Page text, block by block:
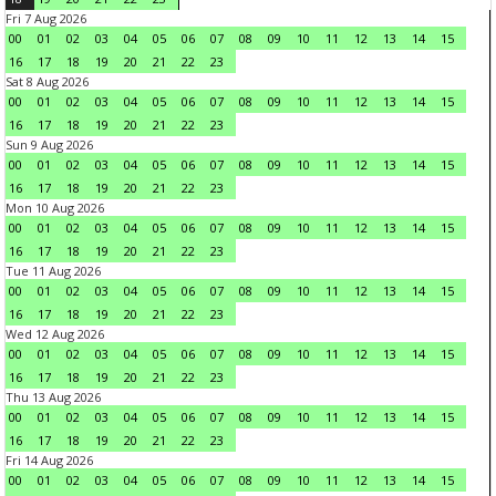
Fri 7 Aug 2026
00
01 02 03 04 05 06 07 08 09 10 11 12 13 14
15
16
17 18 19 20 21 22
23
Sat 8 Aug 2026
00
01 02 03 04 05 06 07 08 09 10 11 12 13 14
15
16
17 18 19 20 21 22
23
Sun 9 Aug 2026
00
01 02 03 04 05 06 07 08 09 10 11 12 13 14
15
16
17 18 19 20 21 22
23
Mon 10 Aug 2026
00
01 02 03 04 05 06 07 08 09 10 11 12 13 14
15
16
17 18 19 20 21 22
23
Tue 11 Aug 2026
00
01 02 03 04 05 06 07 08 09 10 11 12 13 14
15
16
17 18 19 20 21 22
23
Wed 12 Aug 2026
00
01 02 03 04 05 06 07 08 09 10 11 12 13 14
15
16
17 18 19 20 21 22
23
Thu 13 Aug 2026
00
01 02 03 04 05 06 07 08 09 10 11 12 13 14
15
16
17 18 19 20 21 22
23
Fri 14 Aug 2026
00
01 02 03 04 05 06 07 08 09 10 11 12 13 14
15